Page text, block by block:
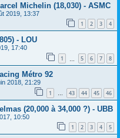
Michelin (18,030) - ASMC
2019, 13:37
1 2 3 4
- LOU
17:40
1 5 6 7 8
Métro 92
2018, 21:29
1 … 43 44 45 46
(20,000 à 34,000 ?) - UBB
10:50
1 2 3 4 5